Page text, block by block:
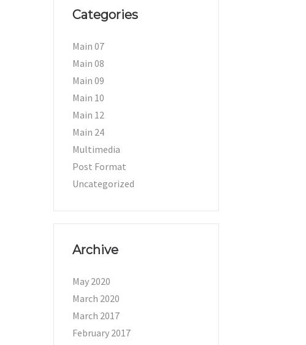
Categories
Main 07
Main 08
Main 09
Main 10
Main 12
Main 24
Multimedia
Post Format
Uncategorized
Archive
May 2020
March 2020
March 2017
February 2017